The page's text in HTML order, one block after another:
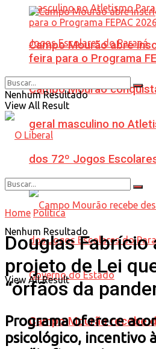
Campo Mourão
geral masculino no
dos 72º Jogos
Campo Mourão recebe
Campo Mourão abre
feira para o Programa
Nenhum Resultado
View All Result
Nenhum Resultado
View All Result
Home Política
Douglas Fabrício
projeto de Lei
“órfãos da
Programa oferece
psicológico, incentivo